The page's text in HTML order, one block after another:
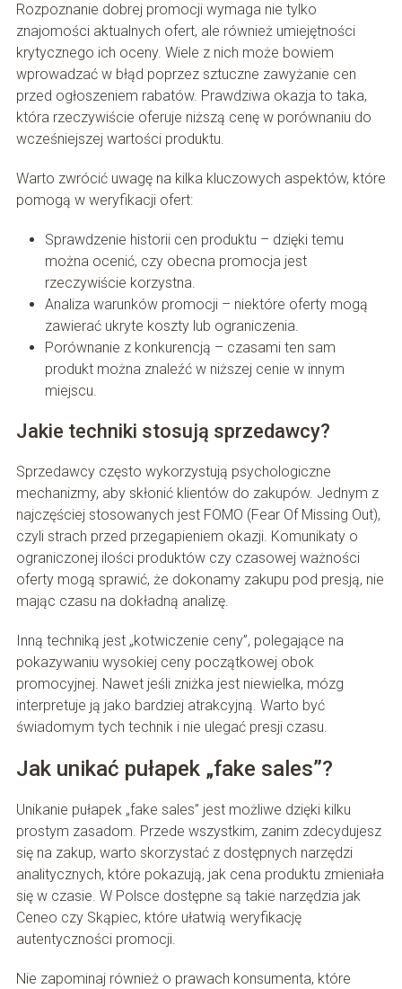
Rozpoznanie dobrej promocji wymaga nie tylko
znajomości aktualnych ofert, ale również umiejętności
krytycznego ich oceny. Wiele z nich może bowiem
wprowadzać w błąd poprzez sztuczne zawyżanie cen
przed ogłoszeniem rabatów. Prawdziwa okazja to taka,
która rzeczywiście oferuje niższą cenę w porównaniu do
wcześniejszej wartości produktu.
Warto zwrócić uwagę na kilka kluczowych aspektów, które
pomogą w weryfikacji ofert:
Sprawdzenie historii cen produktu – dzięki temu
można ocenić, czy obecna promocja jest
rzeczywiście korzystna.
Analiza warunków promocji – niektóre oferty mogą
zawierać ukryte koszty lub ograniczenia.
Porównanie z konkurencją – czasami ten sam
produkt można znaleźć w niższej cenie w innym
miejscu.
Jakie techniki stosują sprzedawcy?
Sprzedawcy często wykorzystują psychologiczne
mechanizmy, aby skłonić klientów do zakupów. Jednym z
najczęściej stosowanych jest FOMO (Fear Of Missing Out),
czyli strach przed przegapieniem okazji. Komunikaty o
ograniczonej ilości produktów czy czasowej ważności
oferty mogą sprawić, że dokonamy zakupu pod presją, nie
mając czasu na dokładną analizę.
Inną techniką jest „kotwiczenie ceny”, polegające na
pokazywaniu wysokiej ceny początkowej obok
promocyjnej. Nawet jeśli zniżka jest niewielka, mózg
interpretuje ją jako bardziej atrakcyjną. Warto być
świadomym tych technik i nie ulegać presji czasu.
Jak unikać pułapek „fake sales”?
Unikanie pułapek „fake sales” jest możliwe dzięki kilku
prostym zasadom. Przede wszystkim, zanim zdecydujesz
się na zakup, warto skorzystać z dostępnych narzędzi
analitycznych, które pokazują, jak cena produktu zmieniała
się w czasie. W Polsce dostępne są takie narzędzia jak
Ceneo czy Skąpiec, które ułatwią weryfikację
autentyczności promocji.
Nie zapominaj również o prawach konsumenta, które